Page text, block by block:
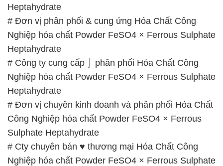
Heptahydrate
# Đơn vị phân phối & cung ứng Hóa Chất Công
Nghiệp hóa chất Powder FeSO4 × Ferrous Sulphate
Heptahydrate
# Công ty cung cấp ⌡ phân phối Hóa Chất Công
Nghiệp hóa chất Powder FeSO4 × Ferrous Sulphate
Heptahydrate
# Đơn vị chuyên kinh doanh và phân phối Hóa Chất
Công Nghiệp hóa chất Powder FeSO4 × Ferrous
Sulphate Heptahydrate
# Cty chuyên bán ♥ thương mại Hóa Chất Công
Nghiệp hóa chất Powder FeSO4 × Ferrous Sulphate